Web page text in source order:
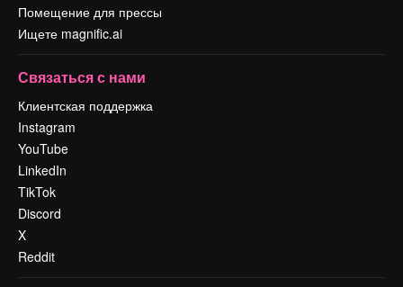
Помещение для прессы
Ищете magnific.ai
Связаться с нами
Клиентская поддержка
Instagram
YouTube
LinkedIn
TikTok
Discord
X
Reddit